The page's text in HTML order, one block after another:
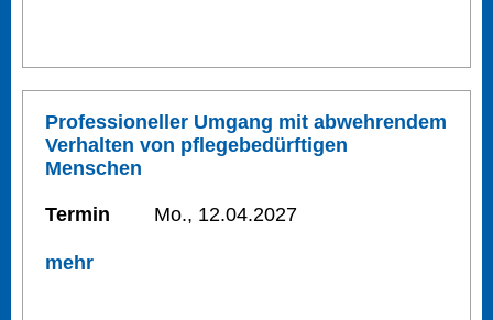
Professioneller Umgang mit abwehrendem
Verhalten von pflegebedürftigen
Menschen
Termin Mo., 12.04.2027
mehr